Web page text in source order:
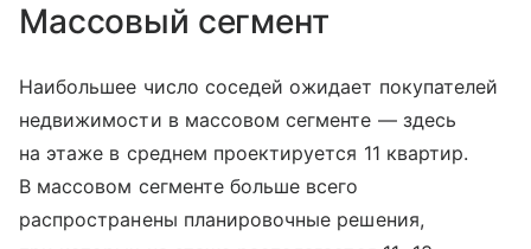
Массовый сегмент
Наибольшее число соседей ожидает покупателей
недвижимости в массовом сегменте — здесь
на этаже в среднем проектируется 11 квартир.
В массовом сегменте больше всего
распространены планировочные решения,